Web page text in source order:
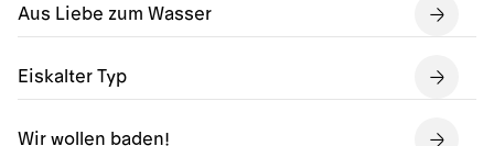
Aus Liebe zum Wasser
Eiskalter Typ
Wir wollen baden!